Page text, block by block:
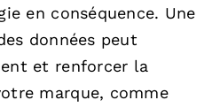
en conséquence. Une
données peut
et renforcer la
marque, comme